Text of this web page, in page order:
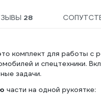
28
комплект для работы с
и спецтехники.
задачи.
части на одной рукоятке: